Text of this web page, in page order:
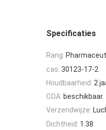
Specificaties
Rang:
cas: 30123-17-2
Houdbaarheid: 2
COA: beschikbaar
Verzendwijze:
Dichtheid: 1.38